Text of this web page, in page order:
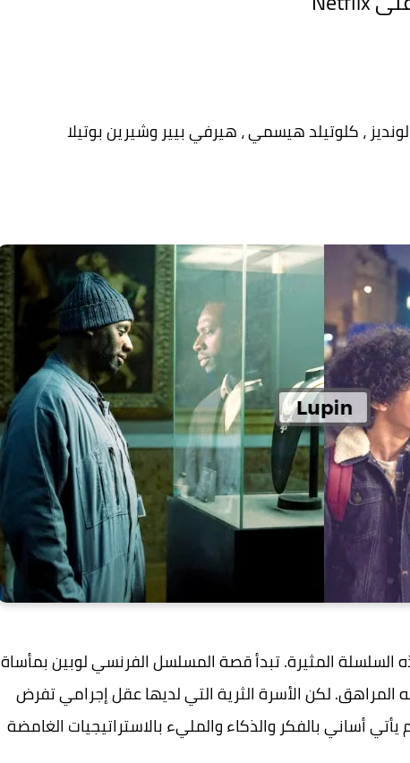
، كلوتيلد هيسمي ، هيرفي بيير وشيرين بوتيلا
المثيرة. تبدأ قصة المسلسل الفرنسي لوبين بمأساة
لكن الأسرة الثرية التي لديها عقل إجرامي تفرض
أساني بالفكر والذكاء والمليء بالاستراتيجيات الغامضة